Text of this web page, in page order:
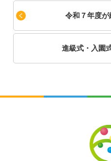
令和７年度
進級式・入園